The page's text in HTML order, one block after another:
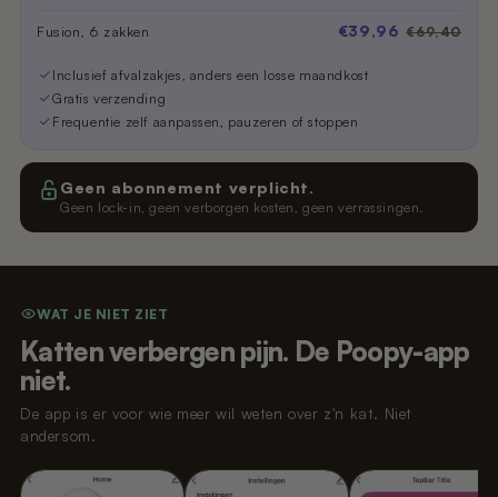
Fusion, 6 zakken €39,96 €69,40
Inclusief afvalzakjes, anders een losse maandkost
Gratis verzending
Frequentie zelf aanpassen, pauzeren of stoppen
Geen abonnement verplicht.
Geen lock-in, geen verborgen kosten, geen verrassingen.
WAT JE NIET ZIET
Katten verbergen pijn. De Poopy-app
niet.
De app is er voor wie meer wil weten over z'n kat. Niet
andersom.